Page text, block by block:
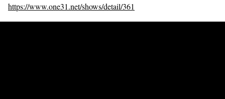
https://www.one31.net/shows/detail/361